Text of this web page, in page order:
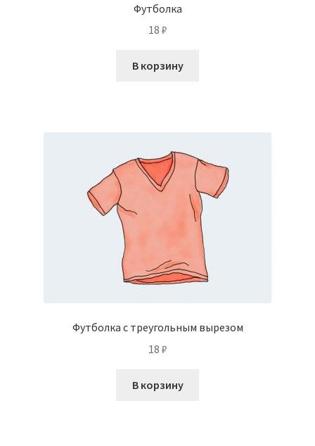
Футболка
18 ₽
В корзину
Футболка с треугольным вырезом
18 ₽
В корзину